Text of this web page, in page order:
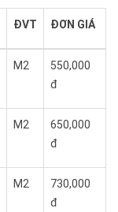
ĐVT ĐƠN GIÁ
M2
550,000
đ
M2
650,000
đ
M2
730,000
đ